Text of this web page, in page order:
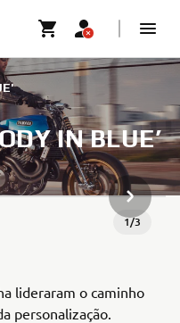
IN BLUE’
1/3
ARTIGO
lideraram o caminho
personalização.